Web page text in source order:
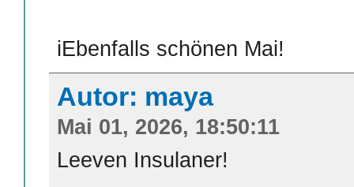
iEbenfalls schönen Mai!
Autor: maya
Mai 01, 2026, 18:50:11
Leeven Insulaner!